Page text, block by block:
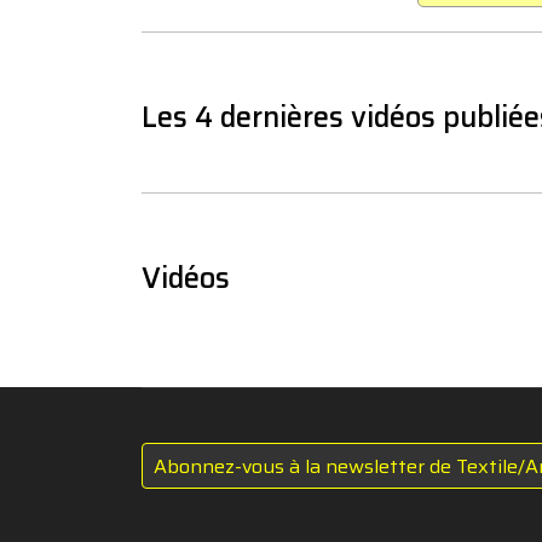
Les 4 dernières vidéos
Vidéos
Abonnez-vous à la newsletter de Textile/